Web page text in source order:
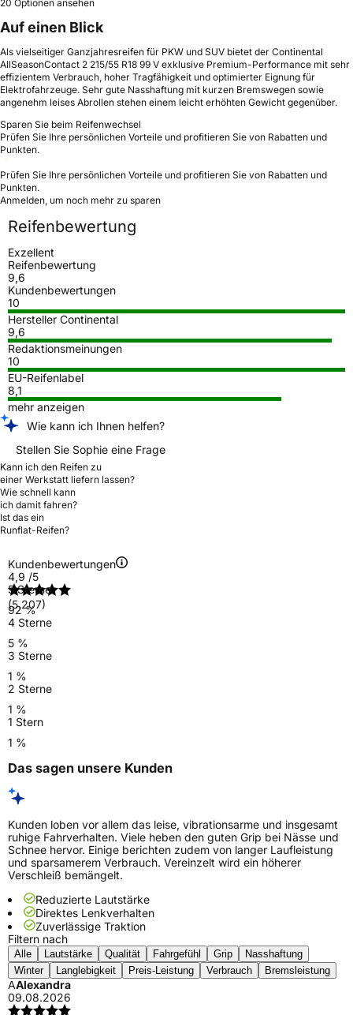
20 Optionen ansehen
Auf einen Blick
Als vielseitiger Ganzjahresreifen für PKW und SUV bietet der Continental
AllSeasonContact 2 215/55 R18 99 V exklusive Premium-Performance mit sehr
effizientem Verbrauch, hoher Tragfähigkeit und optimierter Eignung für
Elektrofahrzeuge. Sehr gute Nasshaftung mit kurzen Bremswegen sowie
angenehm leises Abrollen stehen einem leicht erhöhten Gewicht gegenüber.
Sparen Sie beim Reifenwechsel
Prüfen Sie Ihre persönlichen Vorteile und profitieren Sie von Rabatten und
Punkten.
Prüfen Sie Ihre persönlichen Vorteile und profitieren Sie von Rabatten und
Punkten.
Anmelden, um noch mehr zu sparen
Reifenbewertung
Exzellent
Reifenbewertung
9,6
Kundenbewertungen
10
Hersteller Continental
9,6
Redaktionsmeinungen
10
EU-Reifenlabel
8,1
mehr anzeigen
Wie kann ich Ihnen helfen?
Stellen Sie Sophie eine Frage
Kann ich den Reifen zu
einer Werkstatt liefern lassen?
Wie schnell kann
ich damit fahren?
Ist das ein
Runflat-Reifen?
Kundenbewertungen
4,9 /5
(5.207)
5 Sterne
92 %
4 Sterne
5 %
3 Sterne
1 %
2 Sterne
1 %
1 Stern
1 %
Das sagen unsere Kunden
Kunden loben vor allem das leise, vibrationsarme und insgesamt
ruhige Fahrverhalten. Viele heben den guten Grip bei Nässe und
Schnee hervor. Einige berichten zudem von langer Laufleistung
und sparsamerem Verbrauch. Vereinzelt wird ein höherer
Verschleiß bemängelt.
Reduzierte Lautstärke
Direktes Lenkverhalten
Zuverlässige Traktion
Filtern nach
Alle Lautstärke Qualität Fahrgefühl Grip
Nasshaftung
Winter
Langlebigkeit Preis-Leistung Verbrauch Bremsleistung
AAlexandra
09.08.2026